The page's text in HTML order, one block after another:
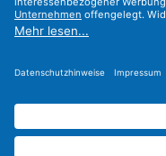
Sicher Einkaufen
Find us on